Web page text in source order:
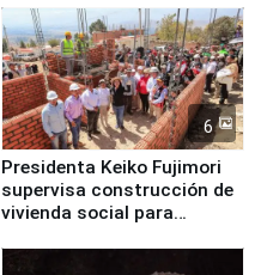
6
Presidenta Keiko Fujimori
supervisa construcción de
vivienda social para